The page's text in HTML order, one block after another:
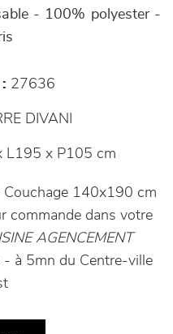
- 100% polyester -
27636
DIVANI
L195 x P105 cm
140x190 cm
commande dans votre
AGENCEMENT
à 5mn du Centre-ville